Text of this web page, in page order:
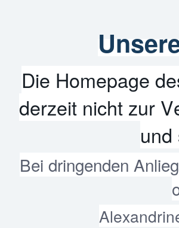
Die Homepage
derzeit nicht zur
Bei dringenden